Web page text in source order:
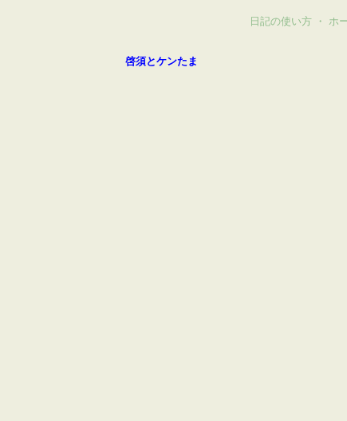
日記の使い方 ・ ホ
啓須とケンたま